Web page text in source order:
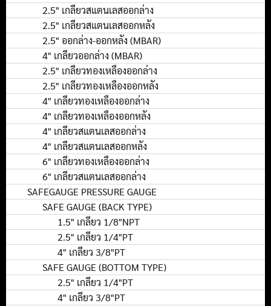
2.5" เกลียวสแตนเลสออกล่าง
2.5" เกลียวสแตนเลสออกหลัง
2.5" ออกล่าง-ออกหลัง (MBAR)
4" เกลียวออกล่าง (MBAR)
2.5" เกลียวทองเหลืองออกล่าง
2.5" เกลียวทองเหลืองออกหลัง
4" เกลียวทองเหลืองออกล่าง
4" เกลียวทองเหลืองออกหลัง
4" เกลียวสแตนเลสออกล่าง
4" เกลียวสแตนเลสออกหลัง
6" เกลียวทองเหลืองออกล่าง
6" เกลียวสแตนเลสออกล่าง
SAFEGAUGE PRESSURE GAUGE
SAFE GAUGE (BACK TYPE)
1.5" เกลียว 1/8"NPT
2.5" เกลียว 1/4"PT
4" เกลียว 3/8"PT
SAFE GAUGE (BOTTOM TYPE)
2.5" เกลียว 1/4"PT
4" เกลียว 3/8"PT